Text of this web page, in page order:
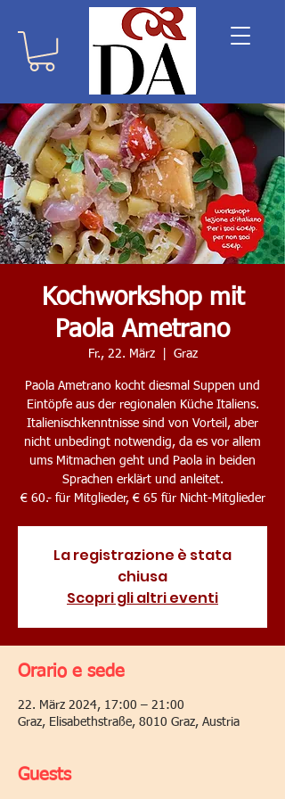
Kochworkshop mit
Paola Ametrano
Fr., 22. März
  |
Graz
Paola Ametrano kocht diesmal Suppen und
Eintöpfe aus der regionalen Küche Italiens.
Italienischkenntnisse sind von Vorteil, aber
nicht unbedingt notwendig, da es vor allem
ums Mitmachen geht und Paola in beiden
Sprachen erklärt und anleitet.
€ 60.- für Mitglieder, € 65 für Nicht-Mitglieder
La registrazione è stata
chiusa
Scopri gli altri eventi
Orario e sede
22. März 2024, 17:00 – 21:00
Graz, Elisabethstraße, 8010 Graz, Austria
Guests